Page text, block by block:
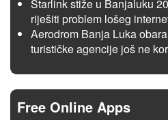
Starlink stiže u Banjaluku
riješiti problem lošeg
Aerodrom Banja Luka
turističke agencije još ne
Free Online Apps